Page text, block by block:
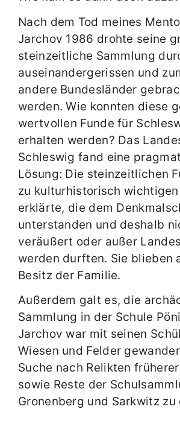
Nach dem Tod meines
Jarchov 1986 drohte seine
steinzeitliche Sammlung
auseinandergerissen und
andere Bundesländer
werden. Wie konnten diese
wertvollen Funde für
erhalten werden? Das
Schleswig fand eine
Lösung: Die steinzeitlichen
zu kulturhistorisch
erklärte, die dem
unterstanden und deshalb
veräußert oder außer
werden durften. Sie blieben
Besitz der Familie.
Außerdem galt es, die
Sammlung in der Schule
Jarchov war mit seinen
Wiesen und Felder
Suche nach Relikten
sowie Reste der
Gronenberg und Sarkwitz zu